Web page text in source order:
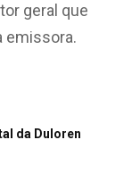
geral que
emissora.
da Duloren